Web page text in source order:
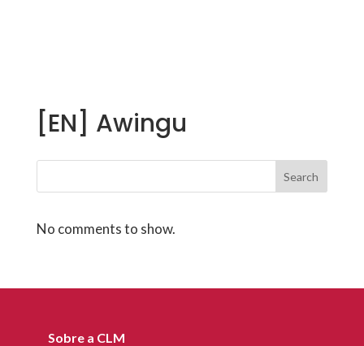
[EN] Awingu
Search
No comments to show.
Sobre a CLM